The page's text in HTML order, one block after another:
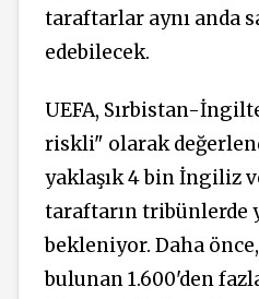
taraftarlar aynı anda
edebilecek.
UEFA, Sırbistan-
riskli" olarak
yaklaşık 4 bin İngiliz
taraftarın tribünlerde
bekleniyor. Daha
bulunan 1.600'den